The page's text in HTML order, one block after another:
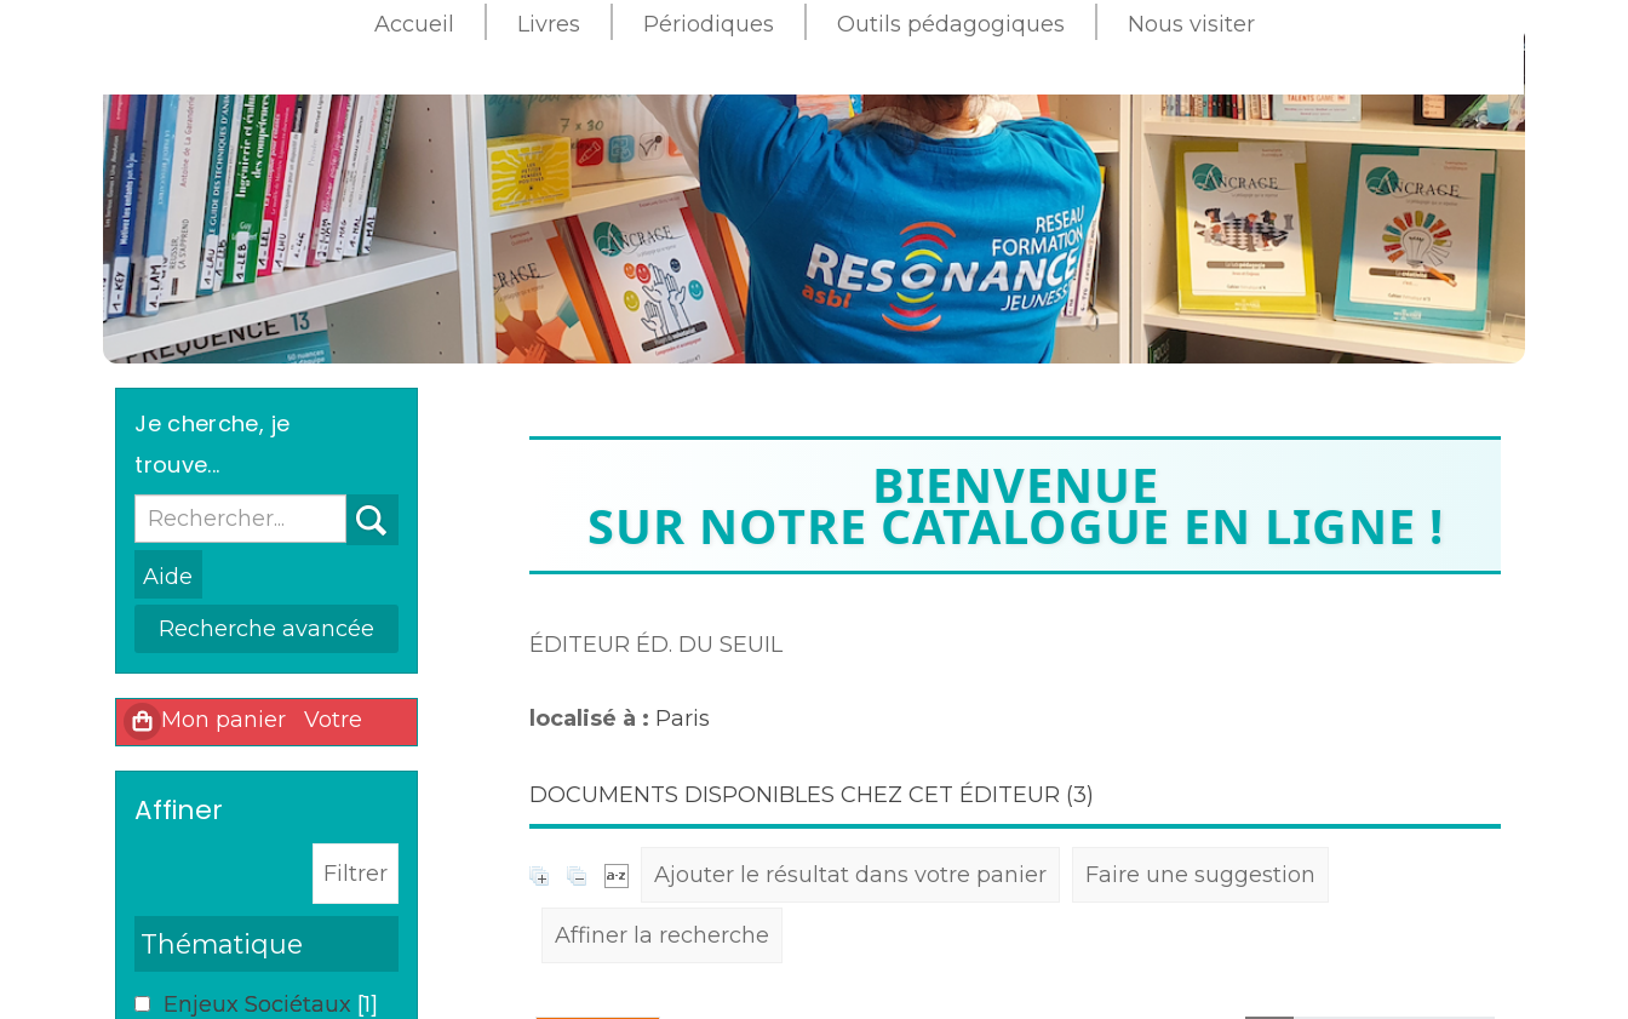
Accueil Livres Périodiques Outils pédagogiques Nous visiter
BIENVENUE
SUR NOTRE CATALOGUE EN LIGNE !
ÉDITEUR ÉD. DU SEUIL
localisé à : Paris
DOCUMENTS DISPONIBLES CHEZ CET ÉDITEUR (3)
Ajouter le résultat dans votre panier Faire une suggestion
Affiner la recherche
Je cherche, je
trouve...
Recherche
Recherche avancée
affiner
Thématique
Enjeux Sociétaux [1]